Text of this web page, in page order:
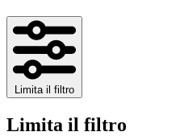
Limita il filtro
Limita il filtro